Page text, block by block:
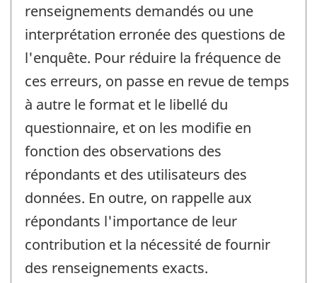
renseignements demandés ou une
interprétation erronée des questions de
l'enquête. Pour réduire la fréquence de
ces erreurs, on passe en revue de temps
à autre le format et le libellé du
questionnaire, et on les modifie en
fonction des observations des
répondants et des utilisateurs des
données. En outre, on rappelle aux
répondants l'importance de leur
contribution et la nécessité de fournir
des renseignements exacts.